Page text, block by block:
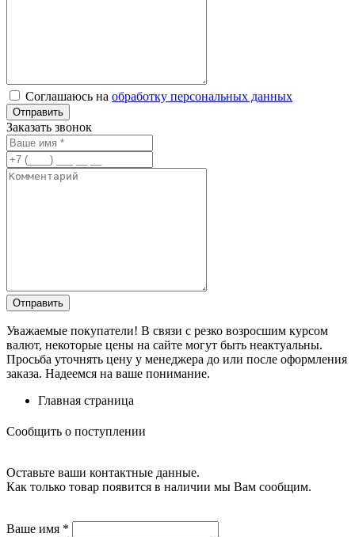
Соглашаюсь на обработку персональных данных
Заказать звонок
Уважаемые покупатели! В связи с резко возросшим курсом
валют, некоторые цены на сайте могут быть неактуальны.
Просьба уточнять цену у менеджера до или после оформления
заказа. Надеемся на ваше понимание.
Главная страница
Сообщить о поступлении
Оставьте ваши контактные данные.
Как только товар появится в наличии мы Вам сообщим.
Ваше имя *